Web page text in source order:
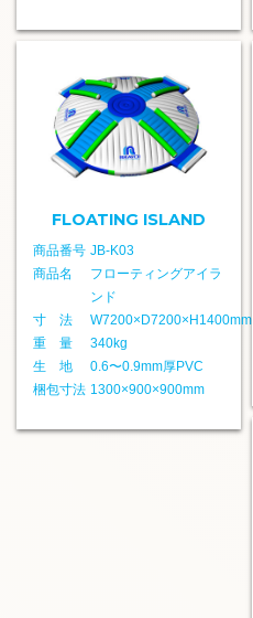
FLOATING ISLAND
商品番号 JB-K03
商品名
フローティングアイラ
ンド
寸 法
W7200×D7200×H1400mm
重 量
340kg
生 地
0.6〜0.9mm厚PVC
梱包寸法 1300×900×900mm